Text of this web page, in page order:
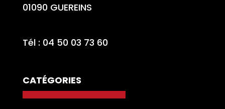
01090 GUEREINS
Tél : 04 50 03 73 60
CATÉGORIES